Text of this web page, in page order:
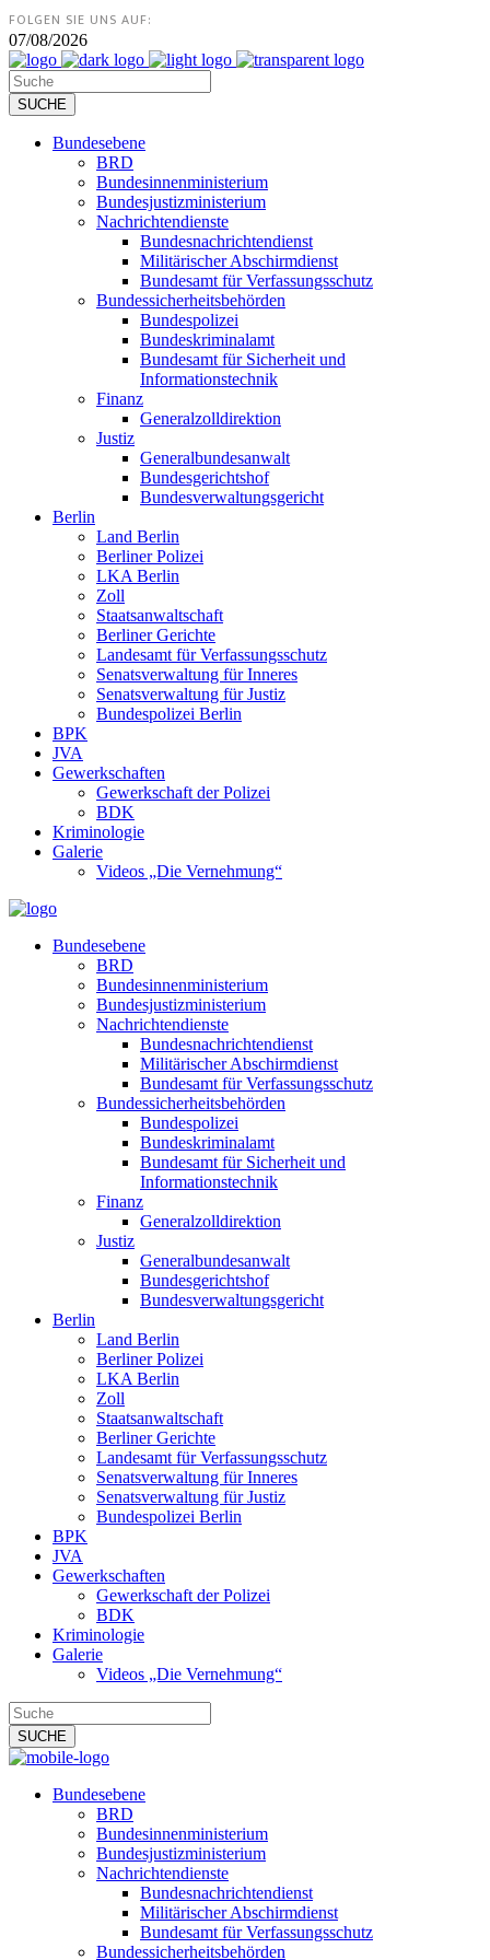
FOLGEN SIE UNS AUF:
07/08/2026
Bundesebene
BRD
Bundesinnenministerium
Bundesjustizministerium
Nachrichtendienste
Bundesnachrichtendienst
Militärischer Abschirmdienst
Bundesamt für Verfassungsschutz
Bundessicherheitsbehörden
Bundespolizei
Bundeskriminalamt
Bundesamt für Sicherheit und
Informationstechnik
Finanz
Generalzolldirektion
Justiz
Generalbundesanwalt
Bundesgerichtshof
Bundesverwaltungsgericht
Berlin
Land Berlin
Berliner Polizei
LKA Berlin
Zoll
Staatsanwaltschaft
Berliner Gerichte
Landesamt für Verfassungsschutz
Senatsverwaltung für Inneres
Senatsverwaltung für Justiz
Bundespolizei Berlin
BPK
JVA
Gewerkschaften
Gewerkschaft der Polizei
BDK
Kriminologie
Galerie
Videos „Die Vernehmung“
Bundesebene
BRD
Bundesinnenministerium
Bundesjustizministerium
Nachrichtendienste
Bundesnachrichtendienst
Militärischer Abschirmdienst
Bundesamt für Verfassungsschutz
Bundessicherheitsbehörden
Bundespolizei
Bundeskriminalamt
Bundesamt für Sicherheit und
Informationstechnik
Finanz
Generalzolldirektion
Justiz
Generalbundesanwalt
Bundesgerichtshof
Bundesverwaltungsgericht
Berlin
Land Berlin
Berliner Polizei
LKA Berlin
Zoll
Staatsanwaltschaft
Berliner Gerichte
Landesamt für Verfassungsschutz
Senatsverwaltung für Inneres
Senatsverwaltung für Justiz
Bundespolizei Berlin
BPK
JVA
Gewerkschaften
Gewerkschaft der Polizei
BDK
Kriminologie
Galerie
Videos „Die Vernehmung“
Bundesebene
BRD
Bundesinnenministerium
Bundesjustizministerium
Nachrichtendienste
Bundesnachrichtendienst
Militärischer Abschirmdienst
Bundesamt für Verfassungsschutz
Bundessicherheitsbehörden